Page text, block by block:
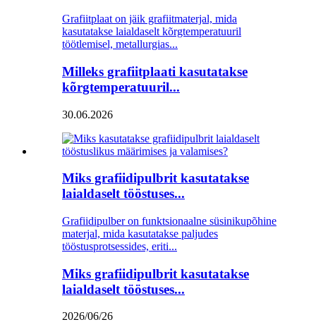
Grafiitplaat on jäik grafiitmaterjal, mida
kasutatakse laialdaselt kõrgtemperatuuril
töötlemisel, metallurgias...
Milleks grafiitplaati kasutatakse
kõrgtemperatuuril...
30.06.2026
Miks grafiidipulbrit kasutatakse
laialdaselt tööstuses...
Grafiidipulber on funktsionaalne süsinikupõhine
materjal, mida kasutatakse paljudes
tööstusprotsessides, eriti...
Miks grafiidipulbrit kasutatakse
laialdaselt tööstuses...
2026/06/26